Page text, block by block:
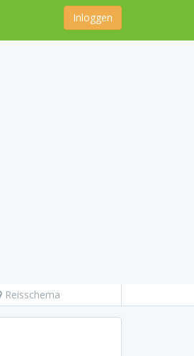
Inloggen
Reisschema